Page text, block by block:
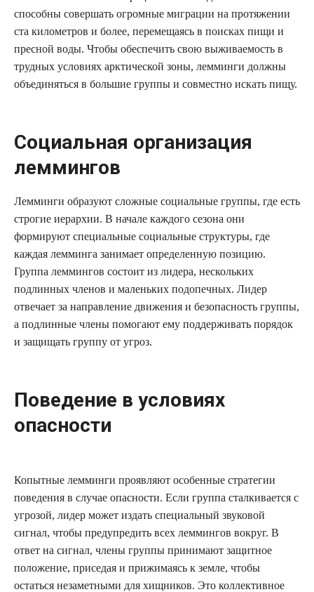
способны совершать огромные миграции на протяжении
ста километров и более, перемещаясь в поисках пищи и
пресной воды. Чтобы обеспечить свою выживаемость в
трудных условиях арктической зоны, лемминги должны
объединяться в большие группы и совместно искать пищу.
Социальная организация
леммингов
Лемминги образуют сложные социальные группы, где есть
строгие иерархии. В начале каждого сезона они
формируют специальные социальные структуры, где
каждая лемминга занимает определенную позицию.
Группа леммингов состоит из лидера, нескольких
подлинных членов и маленьких подопечных. Лидер
отвечает за направление движения и безопасность группы,
а подлинные члены помогают ему поддерживать порядок
и защищать группу от угроз.
Поведение в условиях
опасности
Копытные лемминги проявляют особенные стратегии
поведения в случае опасности. Если группа сталкивается с
угрозой, лидер может издать специальный звуковой
сигнал, чтобы предупредить всех леммингов вокруг. В
ответ на сигнал, члены группы принимают защитное
положение, приседая и прижимаясь к земле, чтобы
остаться незаметными для хищников. Это коллективное